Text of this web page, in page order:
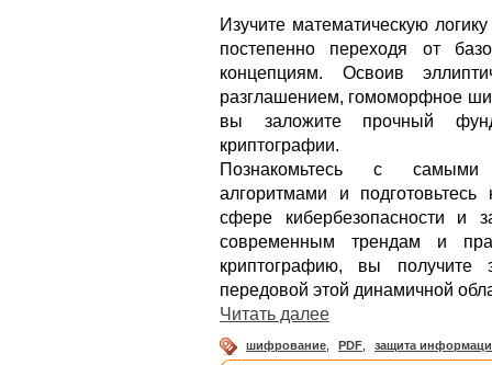
Изучите математическую
постепенно переходя от
концепциям. Освоив
разглашением, гомоморфное
вы заложите прочный
криптографии.
Познакомьтесь с самыми
алгоритмами и
сфере кибербезопасности и
современным трендам и
криптографию, вы получите
передовой этой динамичной
Читать далее
шифрование PDF защита